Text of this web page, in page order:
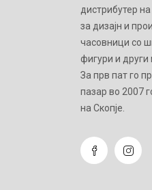
дистрибутер
за дизајн и
часовници со
фигури и
Зa прв пат го
пазар во 2007
на Скопје.